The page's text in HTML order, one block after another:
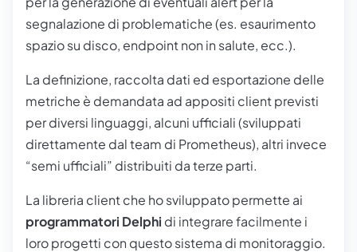
segnalazione di problematiche (es. esaurimento
spazio su disco, endpoint non in salute, ecc.).
La definizione, raccolta dati ed esportazione delle
metriche è demandata ad appositi client previsti
per diversi linguaggi, alcuni ufficiali (sviluppati
direttamente dal team di Prometheus), altri invece
“semi ufficiali” distribuiti da terze parti.
La libreria client che ho sviluppato permette ai
programmatori Delphi di integrare facilmente i
loro progetti con questo sistema di monitoraggio.